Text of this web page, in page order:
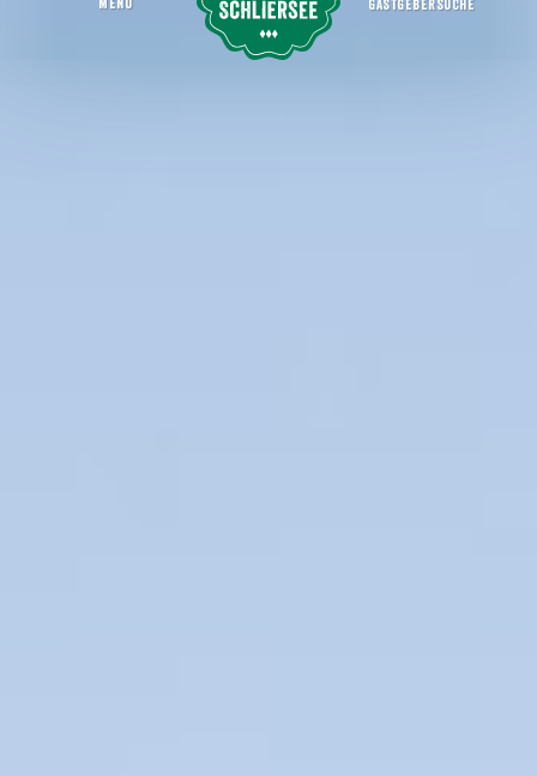
feste feiern - eventgestaltung/ Rahmenprogramm
MENU GASTGEBERSUCHE